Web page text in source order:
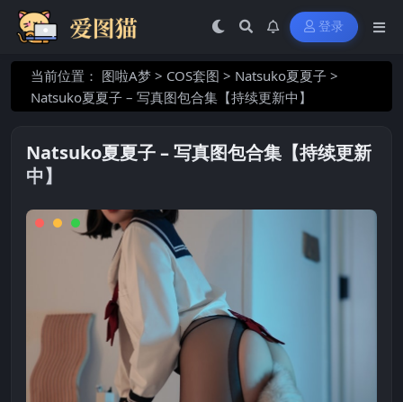
登录
当前位置： 图啦A梦 > COS套图 > Natsuko夏夏子 >
Natsuko夏夏子 – 写真图包合集【持续更新中】
Natsuko夏夏子 – 写真图包合集【持续更新
中】